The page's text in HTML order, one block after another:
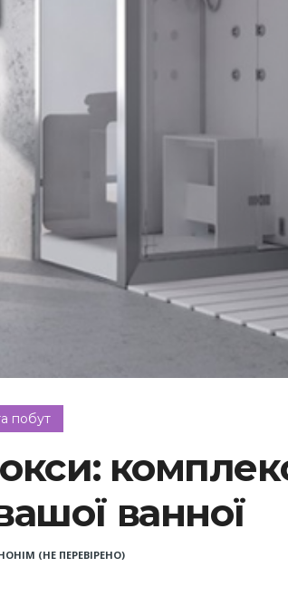
побут
ванної
(НЕ ПЕРЕВІРЕНО)